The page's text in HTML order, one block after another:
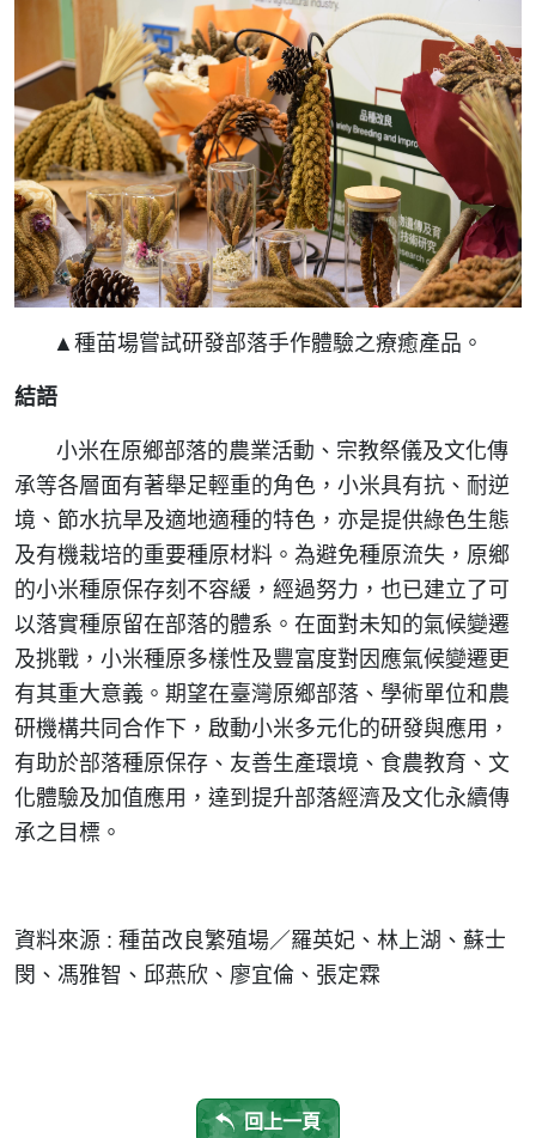
▲種苗場嘗試研發部落手作體驗之療癒產品。
結語
小米在原鄉部落的農業活動、宗教祭儀及文化傳
承等各層面有著舉足輕重的角色，小米具有抗、耐逆
境、節水抗旱及適地適種的特色，亦是提供綠色生態
及有機栽培的重要種原材料。為避免種原流失，原鄉
的小米種原保存刻不容緩，經過努力，也已建立了可
以落實種原留在部落的體系。在面對未知的氣候變遷
及挑戰，小米種原多樣性及豐富度對因應氣候變遷更
有其重大意義。期望在臺灣原鄉部落、學術單位和農
研機構共同合作下，啟動小米多元化的研發與應用，
有助於部落種原保存、友善生產環境、食農教育、文
化體驗及加值應用，達到提升部落經濟及文化永續傳
承之目標。
資料來源 : 種苗改良繁殖場／羅英妃、林上湖、蘇士
閔、馮雅智、邱燕欣、廖宜倫、張定霖
回上一頁